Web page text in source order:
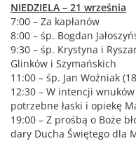
NIEDZIELA – 21 września
7:00 – Za kapłanów
8:00 – śp. Bogdan
9:30 – śp. Krystyna i
Glinków i Szymańskich
11:00 – śp. Jan Woźniak
12:30 – W intencji
potrzebne łaski i opiekę
19:00 – Z prośbą o Boże
dary Ducha Świętego dla